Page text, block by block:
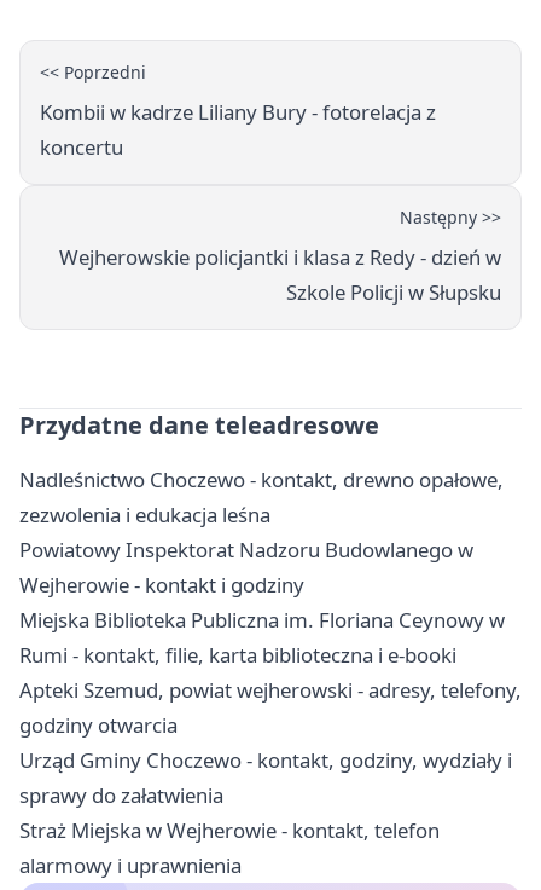
<< Poprzedni
Kombii w kadrze Liliany Bury - fotorelacja z
koncertu
Następny >>
Wejherowskie policjantki i klasa z Redy - dzień w
Szkole Policji w Słupsku
Przydatne dane teleadresowe
Nadleśnictwo Choczewo - kontakt, drewno opałowe,
zezwolenia i edukacja leśna
Powiatowy Inspektorat Nadzoru Budowlanego w
Wejherowie - kontakt i godziny
Miejska Biblioteka Publiczna im. Floriana Ceynowy w
Rumi - kontakt, filie, karta biblioteczna i e-booki
Apteki Szemud, powiat wejherowski - adresy, telefony,
godziny otwarcia
Urząd Gminy Choczewo - kontakt, godziny, wydziały i
sprawy do załatwienia
Straż Miejska w Wejherowie - kontakt, telefon
alarmowy i uprawnienia